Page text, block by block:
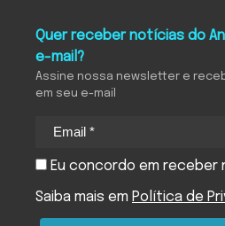
Quer receber notícias do
e-mail?
Assine nossa newsletter e
em seu e-mail
Eu concordo em
Saiba mais em Política de